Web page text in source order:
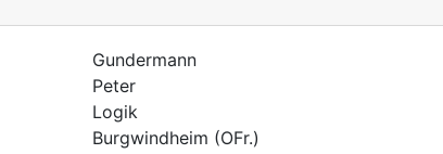
Gundermann
Peter
Logik
Burgwindheim (OFr.)